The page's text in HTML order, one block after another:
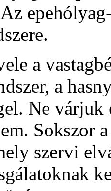
a
a
Ne
Sokszor
szervi